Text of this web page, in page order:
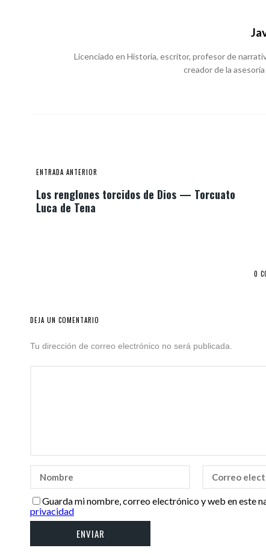
Licenciado en Historia, escritor, profesor de
creador de la
ENTRADA ANTERIOR
Los renglones torcidos de Dios — Torcuato
Luca de Tena
0
DEJA UN COMENTARIO
Tu dirección de correo electrónico no será publicada.
Guarda mi nombre, correo electrónico y web en este
privacidad